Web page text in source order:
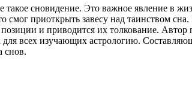
сновидение. Это важное явление в
смог приоткрыть завесу над таинством
и приводится их толкование. Автор
для всех изучающих астрологию.
снов.